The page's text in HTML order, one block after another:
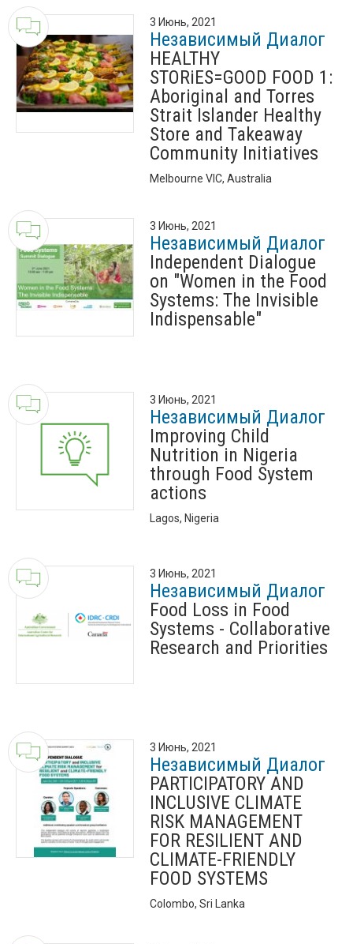
3 Июнь, 2021
Независимый Диалог
HEALTHY
STORiES=GOOD FOOD 1:
Aboriginal and Torres
Strait Islander Healthy
Store and Takeaway
Community Initiatives
Melbourne VIC, Australia
3 Июнь, 2021
Независимый Диалог
Independent Dialogue
on "Women in the Food
Systems: The Invisible
Indispensable"
3 Июнь, 2021
Независимый Диалог
Improving Child
Nutrition in Nigeria
through Food System
actions
Lagos, Nigeria
3 Июнь, 2021
Независимый Диалог
Food Loss in Food
Systems - Collaborative
Research and Priorities
3 Июнь, 2021
Независимый Диалог
PARTICIPATORY AND
INCLUSIVE CLIMATE
RISK MANAGEMENT
FOR RESILIENT AND
CLIMATE-FRIENDLY
FOOD SYSTEMS
Colombo, Sri Lanka